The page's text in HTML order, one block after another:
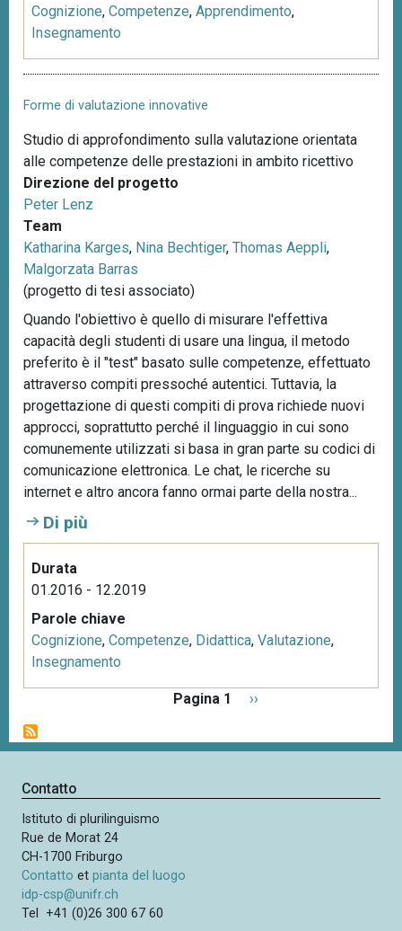
Cognizione, Competenze, Apprendimento,
Insegnamento
Forme di valutazione innovative
Studio di approfondimento sulla valutazione orientata
alle competenze delle prestazioni in ambito ricettivo
Direzione del progetto
Peter Lenz
Team
Katharina Karges, Nina Bechtiger, Thomas Aeppli,
Malgorzata Barras
(progetto di tesi associato)
Quando l'obiettivo è quello di misurare l'effettiva
capacità degli studenti di usare una lingua, il metodo
preferito è il "test" basato sulle competenze, effettuato
attraverso compiti pressoché autentici. Tuttavia, la
progettazione di questi compiti di prova richiede nuovi
approcci, soprattutto perché il linguaggio in cui sono
comunemente utilizzati si basa in gran parte su codici di
comunicazione elettronica. Le chat, le ricerche su
internet e altro ancora fanno ormai parte della nostra...
Di più
Durata
01.2016 - 12.2019
Parole chiave
Cognizione, Competenze, Didattica, Valutazione,
Insegnamento
g
i
a
z
i
o
n
e
Pagina 1
P
g
››
Contatto
Istituto di plurilinguismo
Rue de Morat 24
CH-1700 Friburgo
Contatto etpianta del luogo
idp-csp@unifr.ch
Tel +41 (0)26 300 67 60